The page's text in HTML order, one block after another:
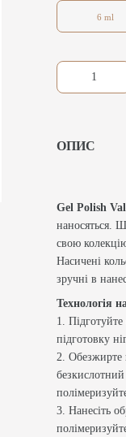
6 ml
ОПИС
Gel Polish
наносяться.
свою
Насичені
зручні в
Технологія
1.
підготовку
2. Обезжирте
безкислотний
3. Нанесіть